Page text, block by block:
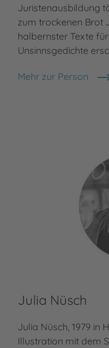
Juristenausbildung
zum trockenen Brot
halbernster Texte
Unsinnsgedichte
Mehr zur Person
Jan Kaiser
Julia Nüsch
Julia Nüsch, 1979 in
Illustration mit dem